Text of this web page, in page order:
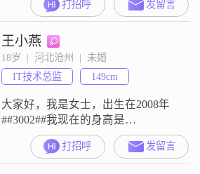
打招呼 发留言
王小燕
18岁  |  河北沧州  |  未婚
IT技术总监
149cm
大家好，我是女士，出生在2008年
##3002##我现在的身高是
149cm##3002##我的学历是中专
##3002##我目前的工作地点在沧
州，月收入在3000元以下##3002##
打招呼 发留言